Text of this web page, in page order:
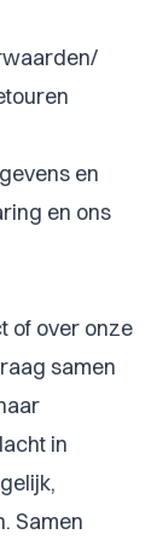
en
en ons
of over onze
samen
in
Samen